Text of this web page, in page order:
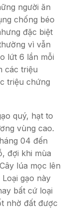
người ăn
chống béo
đặc biệt
vì vẫn
lứt 6 lần mỗi
các triệu
triệu chứng
quý, hạt to
vùng cao.
04 đến
đợi khi mùa
lúa mọc lên
gạo này
bất cứ loại
nhờ đất được